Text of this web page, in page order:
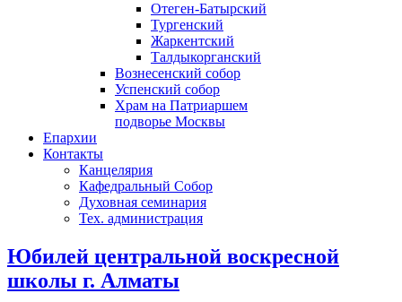
Отеген-Батырский
Тургенский
Жаркентский
Талдыкорганский
Вознесенский собор
Успенский собор
Храм на Патриаршем
подворье Москвы
Епархии
Контакты
Канцелярия
Кафедральный Собор
Духовная семинария
Тех. администрация
Юбилей центральной воскресной
школы г. Алматы